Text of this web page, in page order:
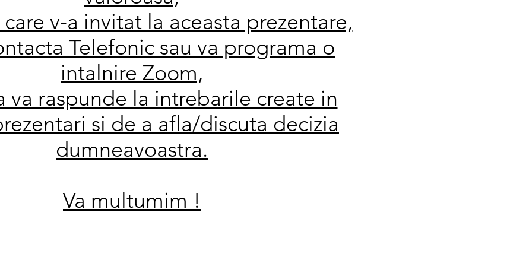
v-a invitat la aceasta prezentare,
Telefonic sau va programa o
intalnire Zoom,
va raspunde la intrebarile create in
si de a afla/discuta decizia
dumneavoastra.
Va multumim !